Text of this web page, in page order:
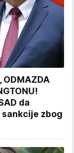
ODMAZDA
da
zbog